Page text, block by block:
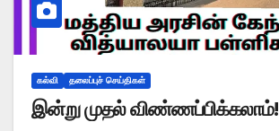
கல்வி தலைப்புச் செய்திகள்
இன்று முதல் விண்ணப்பிக்கலாம்!